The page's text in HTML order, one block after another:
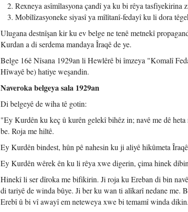
Rexneya asîmîlasyona çandî ya ku bi rêya tasfiyekirina
Mobîlîzasyoneke siyasî ya mîlîtanî-fedayî ku li dora
Ulugana destnîşan kir ku ev belge ne tenê metnekî
Kurdan a di serdema mandaya Îraqê de ye.
Belge 16ê Nîsana 1929an li Hewlêrê bi îmzeya "Komalî
Hîwayê be) hatiye weşandin.
Naveroka belgeya sala 1929an
Di belgeyê de wiha tê gotin:
"Ey Kurdên ku keç û kurên gelekî bihêz in; navê me dê
be. Roja me hiltê.
Ey Kurdên bindest, hûn pê nahesin ku ji aliyê hikûmeta
Ey Kurdên wêrek ên ku li rêya xwe digerin, çima hinek
Hinekî li ser dîroka me bifikirin. Ji roja ku Ereban di bin
di tariyê de winda bûye. Ji ber ku wan ti alîkarî nedane me.
Erebî û bi vî awayî em neteweya xwe bi temamî winda dikin.